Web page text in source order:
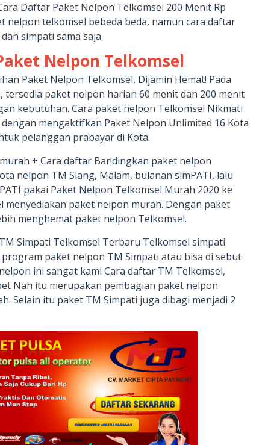
Daftar Paket Nelpon Telkomsel 200 Menit Rp
nelpon telkomsel bebeda beda, namun cara daftar
simpati sama saja.
Nelpon Telkomsel
Paket Nelpon Telkomsel, Dijamin Hemat! Pada
tersedia paket nelpon harian 60 menit dan 200 menit
kebutuhan. Cara paket nelpon Telkomsel Nikmati
mengaktifkan Paket Nelpon Unlimited 16 Kota
pelanggan prabayar di Kota.
+ Cara daftar Bandingkan paket nelpon
nelpon TM Siang, Malam, bulanan simPATI, lalu
pakai Paket Nelpon Telkomsel Murah 2020 ke
menyediakan paket nelpon murah. Dengan paket
menghemat paket nelpon Telkomsel.
Simpati Telkomsel Terbaru Telkomsel simpati
paket nelpon TM Simpati atau bisa di sebut
ini sangat kami Cara daftar TM Telkomsel,
Nah itu merupakan pembagian paket nelpon
Selain itu paket TM Simpati juga dibagi menjadi 2